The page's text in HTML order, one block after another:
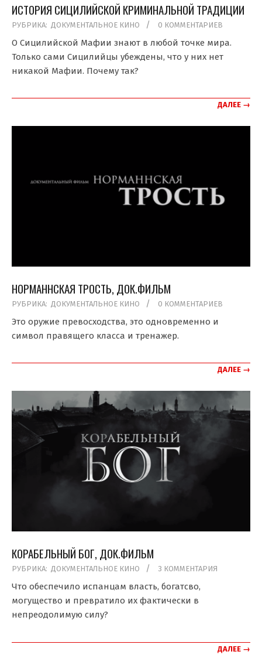
ИСТОРИЯ СИЦИЛИЙСКОЙ КРИМИНАЛЬНОЙ ТРАДИЦИИ
2020-
07-
05
РУБРИКА: ДОКУМЕНТАЛЬНОЕ КИНО 0 КОММЕНТАРИЕВ
О Сицилийской Мафии знают в любой точке мира.
Только сами Сицилийцы убеждены, что у них нет
никакой Мафии. Почему так?
ДАЛЕЕ →
НОРМАННСКАЯ ТРОСТЬ, ДОК.ФИЛЬМ
2019-
04-
РУБРИКА: ДОКУМЕНТАЛЬНОЕ КИНО 0 КОММЕНТАРИЕВ
Это оружие превосходства, это одновременно и
символ правящего класса и тренажер.
ДАЛЕЕ →
КОРАБЕЛЬНЫЙ БОГ, ДОК.ФИЛЬМ
2019-
04-
РУБРИКА: ДОКУМЕНТАЛЬНОЕ КИНО 3 КОММЕНТАРИЯ
Что обеспечило испанцам власть, богатсво,
могущество и превратило их фактически в
непреодолимую силу?
ДАЛЕЕ →